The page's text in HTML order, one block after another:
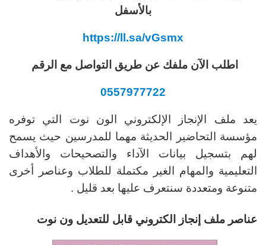
بالأسفل
https://ll.sa/vGsmx
اطلب الآن ملفك عن طريق التواصل مع الرقم
0557977722
يعد ملف الإنجاز الإلكتروني الون نوت التي توفره
مؤسسة التحاضير الحديثة مهما للمدرسين حيث يسمح
لهم بتسجيل بيانات الآداء والتصحيحات والأهداف
التعليمية والمهام الغير مكتملة للطلاب وعناصر أخرى
متنوعة ومتعددة سنتعرف عليها بعد قليل .
عناصر ملف إنجاز الكتروني قابل للتعديل ون نوت